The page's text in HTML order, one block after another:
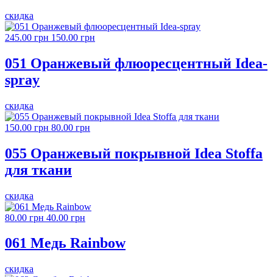
скидка
245.00 грн 150.00 грн
051 Оранжевый флюоресцентный Idea-
spray
скидка
150.00 грн 80.00 грн
055 Оранжевый покрывной Idea Stoffa
для ткани
скидка
80.00 грн 40.00 грн
061 Медь Rainbow
скидка